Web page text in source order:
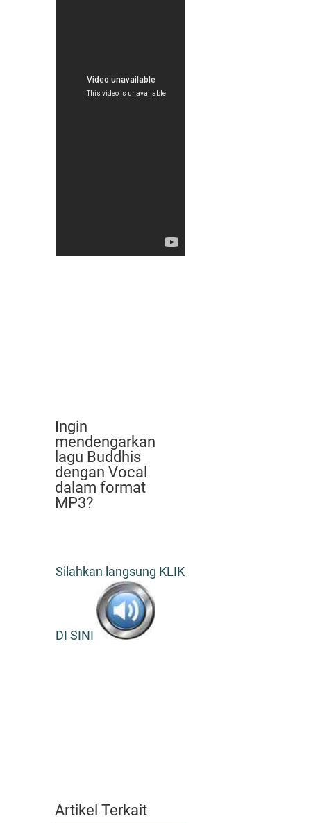
Ingin
mendengarkan
lagu Buddhis
dengan Vocal
dalam format
MP3?
Silahkan langsung KLIK
DI SINI
Artikel Terkait